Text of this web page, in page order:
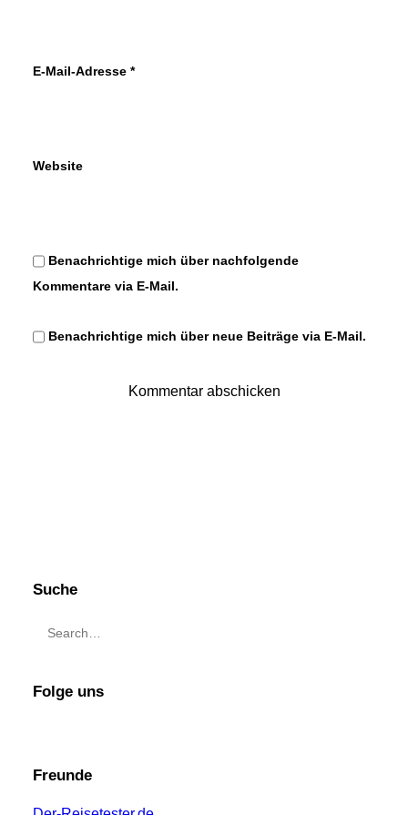
E-Mail-Adresse *
Website
Benachrichtige mich über nachfolgende
Kommentare via E-Mail.
Benachrichtige mich über neue Beiträge via E-Mail.
Suche
Folge uns
Freunde